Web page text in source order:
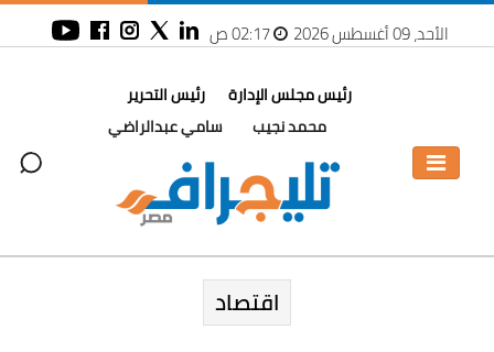
الأحد، 09 أغسطس 2026 02:17 ص
رئيس مجلس الإدارة
محمد نجيب
رئيس التحرير
سامي عبدالراضي
اقتصاد